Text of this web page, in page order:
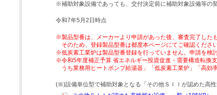
※補助対象設備であっても、交付決定前に補助対象設備等の
令和7年5月2日時点
※製品型番は、メーカーより申請があった後、審査完了した
そのため、登録製品型番は都度本ページにてご確認くださ
※低炭素工業炉は製品型番登録を行っていません。申請を検
※令和5年度補正予算 省エネルギー投資促進・需要構造転換
うち業務用ヒートポンプ給湯器」「低炭素工業炉」「高
(Ⅲ)設備単位型で補助対象となる「その他ＳＩＩが認めた高